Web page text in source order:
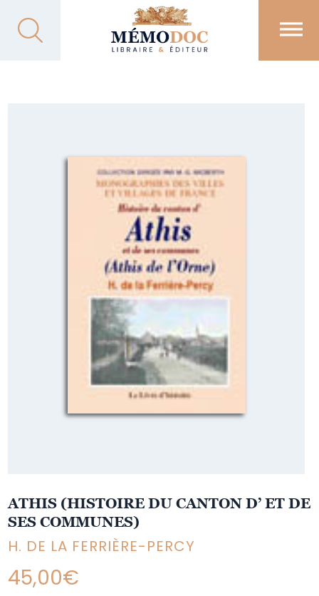
ATHIS (HISTOIRE DU CANTON D’ ET DE
SES COMMUNES)
H. DE LA FERRIÈRE-PERCY
45,00€